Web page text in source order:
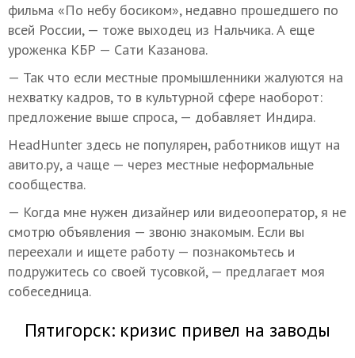
фильма «По небу босиком», недавно прошедшего по
всей России, — тоже выходец из Нальчика. А еще
уроженка КБР — Сати Казанова.
— Так что если местные промышленники жалуются на
нехватку кадров, то в культурной сфере наоборот:
предложение выше спроса, — добавляет Индира.
HeadHunter здесь не популярен, работников ищут на
авито.ру, а чаще — через местные неформальные
сообщества.
— Когда мне нужен дизайнер или видеооператор, я не
смотрю объявления — звоню знакомым. Если вы
переехали и ищете работу — познакомьтесь и
подружитесь со своей тусовкой, — предлагает моя
собеседница.
Пятигорск: кризис привел на заводы